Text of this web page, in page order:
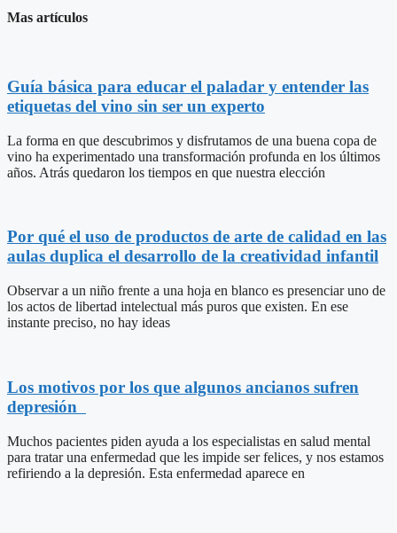
Mas artículos
Guía básica para educar el paladar y entender las
etiquetas del vino sin ser un experto
La forma en que descubrimos y disfrutamos de una buena copa de
vino ha experimentado una transformación profunda en los últimos
años. Atrás quedaron los tiempos en que nuestra elección
Por qué el uso de productos de arte de calidad en las
aulas duplica el desarrollo de la creatividad infantil
Observar a un niño frente a una hoja en blanco es presenciar uno de
los actos de libertad intelectual más puros que existen. En ese
instante preciso, no hay ideas
Los motivos por los que algunos ancianos sufren
depresión
Muchos pacientes piden ayuda a los especialistas en salud mental
para tratar una enfermedad que les impide ser felices, y nos estamos
refiriendo a la depresión. Esta enfermedad aparece en